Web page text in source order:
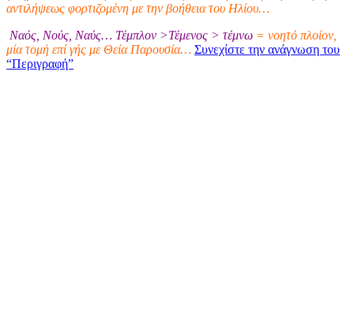
αντιλήψεως φορτιζομένη με την βοήθεια του Ηλίου…
Ναός, Νούς, Ναύς… Τέμπλον >Τέμενος > τέμνω = νοητό πλοίον,
μία τομή επί γής με Θεία Παρουσία… Συνεχίστε την ανάγνωση του
“Περιγραφή”